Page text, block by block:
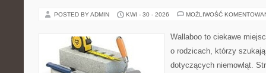
POSTED BY ADMIN KWI - 30 - 2026 MOŻLIWOŚĆ
Wallaboo to ciekawe
o rodzicach, którzy
dotyczących niemowląt.